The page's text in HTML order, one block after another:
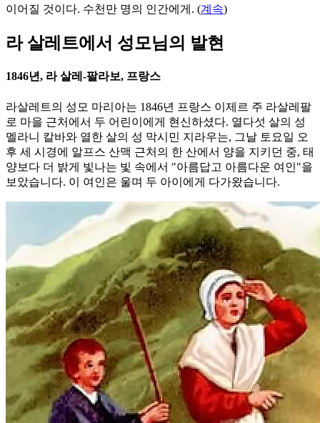
이어질 것이다. 수천만 명의 인간에게. (계속)
라 살레트에서 성모님의 발현
1846년, 라 살레-팔라보, 프랑스
라살레트의 성모 마리아는 1846년 프랑스 이제르 주 라살레팔
로 마을 근처에서 두 어린이에게 현신하셨다. 열다섯 살의 성
멜라니 칼바와 열한 살의 성 막시민 지라우는, 그날 토요일 오
후 세 시경에 알프스 산맥 근처의 한 산에서 양을 지키던 중, 태
양보다 더 밝게 빛나는 빛 속에서 "아름답고 아름다운 여인"을
보았습니다. 이 여인은 울며 두 아이에게 다가왔습니다.